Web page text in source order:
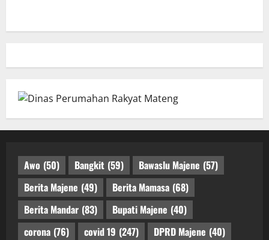
Awo (50) Bangkit (59) Bawaslu Majene (57)
Berita Majene (49) Berita Mamasa (68)
Berita Mandar (83) Bupati Majene (40)
corona (76) covid 19 (247) DPRD Majene (40)